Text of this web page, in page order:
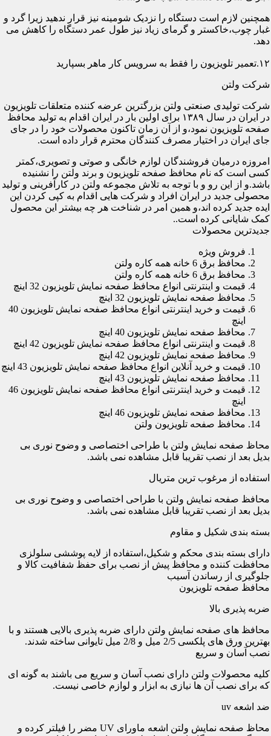
همچنین لازم است دستگاه را نزدیک شومینه نیز قرار ندهید زیرا گرد و
غبار چوب،خاکستر و گرمای زیاد نیز طول عمر دستگاه را کاهش می
دهد.
۱۲.تعمیر تلویزیون را فقط به سرویس کار ماهر بسپارید
شرکت ولتن
شرکت تولیدی صنعتی ولتن بزرگترین عرضه کننده متعلقات تلویزیون
در ایران در سال ۱۳۸۹ برای اولین بار در ایران اقدام به تولید محافظ
صفحه تلویزیون نمود،و از آن زمان تاکنون محصولات خود را در جای
جای ایران در اختیار مصرف کنندگان محترم قرار داده است.
امروزه درمیان فروشندگان لوازم خانگی و صوتی و تصویری،کمتر
کسی است که نام محافظ صفحه تلویزیون و برند ولتن را نشنیده
باشد.و از این رو و با توجه به تلاش مجموعه ولتن در کارآفرینی و تولید
محصولی جدید در ایران افراد و شرکت هایی اقدام به کپی کردن این
ایده جدید کرده اند،و همین امر در شناخت هر چه بیشتر این محصول
کمک شایانی کرده است..
جدیدترین محصولات
فروش ویژه
محافظ برق 6 خانه همه کاره ولتن
محافظ برق 6 خانه همه کاره ولتن
قیمت و اینترنتی انواع محافظ صفحه نمایش تلویزیون 32 اینچ
محافظ صفحه نمایش تلویزیون 32 اینچ
قیمت و خرید اینترنتی انواع محافظ صفحه نمایش تلویزیون 40
اینچ
محافظ صفحه نمایش تلویزیون 40 اینچ
قیمت و اینترنتی انواع محافظ صفحه نمایش تلویزیون 42 اینچ
محافظ صفحه نمایش تلویزیون 42 اینچ
قیمت و خرید آنلاین انواع محافظ صفحه نمایش تلویزیون 43 اینچ
محافظ صفحه نمایش تلویزیون 43 اینچ
قیمت و خرید اینترنتی انواع محافظ صفحه نمایش تلویزیون 46
اینچ
محافظ صفحه نمایش تلویزیون 46 اینچ
محافظ صفحه تلویزیون ولتن
محاظ صفحه نمایش ولتن با طراحی اختصاصی و وضوح نوری بی
بدیل بعد از نصب تقریبا قابل مشاهده نمی باشد.
استفاده از مرغوب ترین متریال
محافظ صفحه نمایش ولتن با طراحی اختصاصی و وضوح نوری بی
بدیل بعد از نصب تقریبا قابل مشاهده نمی باشد.
بسته بندی شکیل و مقاوم
دارای بسته بندی محکم و شکیل،استفاده از لایه پوششی سلولزی
محافظت کننده و محافظ پیش از نصب برای حفظ شفافیت کالا و
جلوگیری از رساندن آسیب
محافظ صفحه تلویزیون
ضربه پذیری بالا
محافظ های صفحه نمایش ولتن دارای ضربه پذیری بالایی هستند و با
بهترین ورق های پلکسی 2/5 میل و 2/8 میل تایوانی ساخته شدند.
نصب آسان و سریع
کلیه محصولات ولتن دارای نصب آسان و سریع می باشند به گونه ای
که برای نصب آن ها نیازی به ابزار و لوازم خاصی نیست.
ضد اشعه uv
محاظ صفحه نمایش ولتن اشعه ماورای UV مضر را فیلتر کرده و